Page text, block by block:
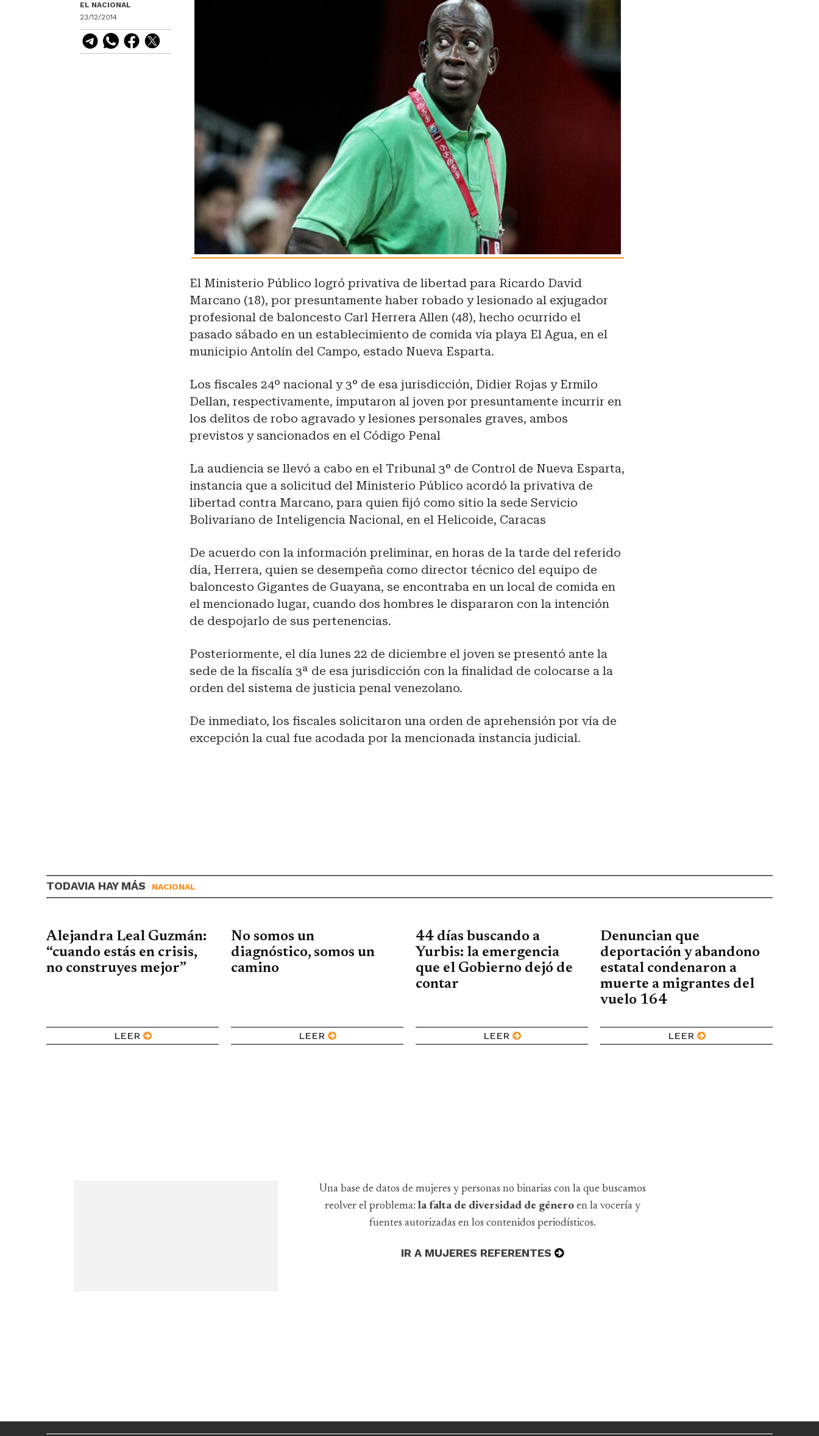
EL NACIONAL
23/12/2014
El Ministerio Público logró privativa de libertad para Ricardo David
Marcano (18), por presuntamente haber robado y lesionado al exjugador
profesional de baloncesto Carl Herrera Allen (48), hecho ocurrido el
pasado sábado en un establecimiento de comida vía playa El Agua, en el
municipio Antolín del Campo, estado Nueva Esparta.
Los fiscales 24º nacional y 3° de esa jurisdicción, Didier Rojas y Ermilo
Dellan, respectivamente, imputaron al joven por presuntamente incurrir en
los delitos de robo agravado y lesiones personales graves, ambos
previstos y sancionados en el Código Penal
La audiencia se llevó a cabo en el Tribunal 3° de Control de Nueva Esparta,
instancia que a solicitud del Ministerio Público acordó la privativa de
libertad contra Marcano, para quien fijó como sitio la sede Servicio
Bolivariano de Inteligencia Nacional, en el Helicoide, Caracas
De acuerdo con la información preliminar, en horas de la tarde del referido
día, Herrera, quien se desempeña como director técnico del equipo de
baloncesto Gigantes de Guayana, se encontraba en un local de comida en
el mencionado lugar, cuando dos hombres le dispararon con la intención
de despojarlo de sus pertenencias.
Posteriormente, el día lunes 22 de diciembre el joven se presentó ante la
sede de la fiscalía 3ª de esa jurisdicción con la finalidad de colocarse a la
orden del sistema de justicia penal venezolano.
De inmediato, los fiscales solicitaron una orden de aprehensión por vía de
excepción la cual fue acodada por la mencionada instancia judicial.
TODAVIA HAY MÁS NACIONAL
Alejandra Leal Guzmán:
“cuando estás en crisis,
no construyes mejor”
LEER
No somos un
diagnóstico, somos un
camino
LEER
44 días buscando a
Yurbis: la emergencia
que el Gobierno dejó de
contar
LEER
Denuncian que
deportación y abandono
estatal condenaron a
muerte a migrantes del
vuelo 164
LEER
Una base de datos de mujeres y personas no binarias con la que buscamos
reolver el problema: la falta de diversidad de género en la vocería y
fuentes autorizadas en los contenidos periodísticos.
IR A MUJERES REFERENTES